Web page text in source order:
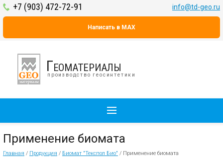
+7 (903) 472-72-91 info@td-geo.ru
Написать в MAX
Геоматериалы
производство геосинтетики
Применение биомата
Главная / Продукция / Биомат "Текспол Био" / Применение биомата